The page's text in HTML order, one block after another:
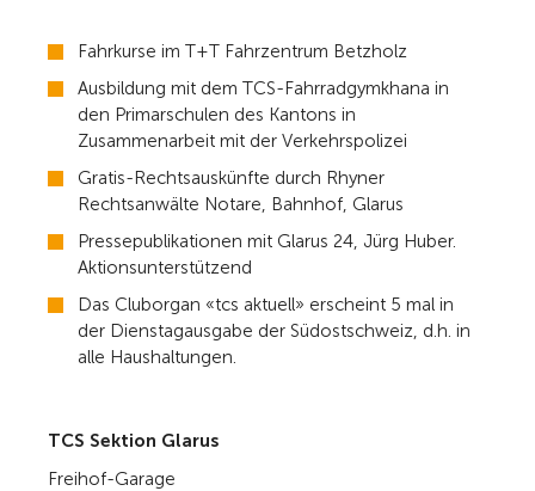
Fahrkurse im T+T Fahrzentrum Betzholz
Ausbildung mit dem TCS-Fahrradgymkhana in
den Primarschulen des Kantons in
Zusammenarbeit mit der Verkehrspolizei
Gratis-Rechtsauskünfte durch Rhyner
Rechtsanwälte Notare, Bahnhof, Glarus
Pressepublikationen mit Glarus 24, Jürg Huber.
Aktionsunterstützend
Das Cluborgan «tcs aktuell» erscheint 5 mal in
der Dienstagausgabe der Südostschweiz, d.h. in
alle Haushaltungen.
TCS Sektion Glarus
Freihof-Garage